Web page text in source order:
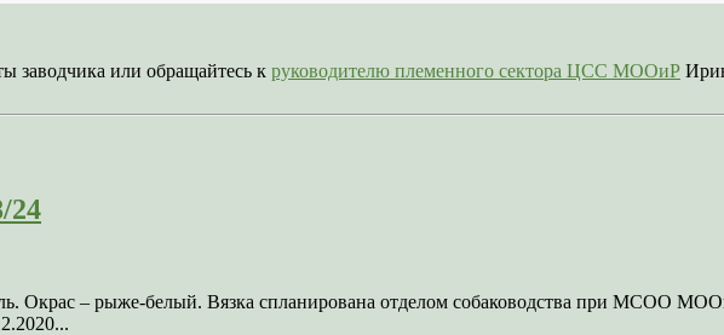
заводчика или обращайтесь к руководителю племенного сектора ЦСС МООиР
24
Окрас – рыже-белый. Вязка спланирована отделом собаководства при МСОО